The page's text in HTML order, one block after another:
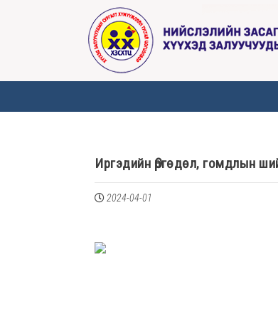
Иргэдийн Өргөдөл, гомдлын
2024-04-01